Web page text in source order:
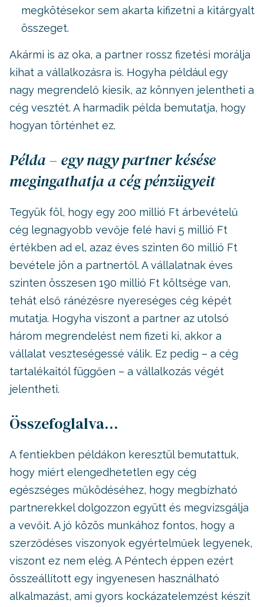
megkötésekor sem akarta kifizetni a kitárgyalt
összeget.
Akármi is az oka, a partner rossz fizetési morálja
kihat a vállalkozásra is. Hogyha például egy
nagy megrendelő kiesik, az könnyen jelentheti a
cég vesztét. A harmadik példa bemutatja, hogy
hogyan történhet ez.
Példa – egy nagy partner késése
megingathatja a cég pénzügyeit
Tegyük föl, hogy egy 200 millió Ft árbevételű
cég legnagyobb vevője felé havi 5 millió Ft
értékben ad el, azaz éves szinten 60 millió Ft
bevétele jön a partnertől. A vállalatnak éves
szinten összesen 190 millió Ft költsége van,
tehát első ránézésre nyereséges cég képét
mutatja. Hogyha viszont a partner az utolsó
három megrendelést nem fizeti ki, akkor a
vállalat veszteségessé válik. Ez pedig – a cég
tartalékaitól függően – a vállalkozás végét
jelentheti.
Összefoglalva…
A fentiekben példákon keresztül bemutattuk,
hogy miért elengedhetetlen egy cég
egészséges működéséhez, hogy megbízható
partnerekkel dolgozzon együtt és megvizsgálja
a vevőit. A jó közös munkához fontos, hogy a
szerződéses viszonyok egyértelműek legyenek,
viszont ez nem elég. A Péntech éppen ezért
összeállított egy ingyenesen használható
alkalmazást, ami gyors kockázatelemzést készít